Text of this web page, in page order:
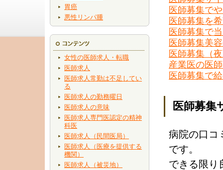
胃癌
悪性リンパ腫
女性の医師求人・転職
医師求人
医師求人常勤は不足してい
る
医師求人の勤務曜日
医師求人の意味
医師求人専門医認定の精神
科医
医師求人（民間医局）
医師求人（医療を提供する
機関）
医師求人（被災地）
医師募集で
医師募集を
医師募集で
医師募集美
医師募集（
産業医の医
医師募集で
医師募集
病院の口コ
です。
できる限り